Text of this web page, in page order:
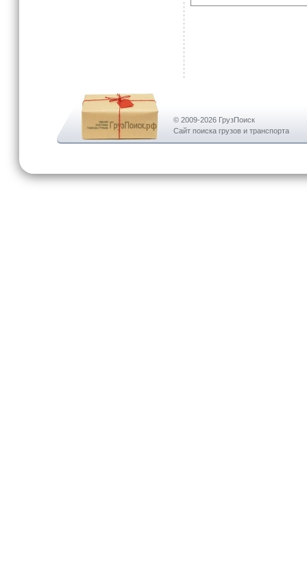
© 2009-2026 ГрузПоиск
Сайт поиска грузов и транспорта